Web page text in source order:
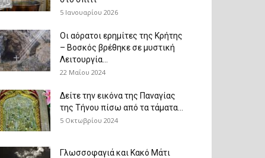
5 Ιανουαρίου 2026
Οι αόρατοι ερημίτες της Κρήτης
– Βοσκός βρέθηκε σε μυστική
Λειτουργία...
22 Μαΐου 2024
Δείτε την εικόνα της Παναγίας
της Τήνου πίσω από τα τάματα...
5 Οκτωβρίου 2024
Γλωσσοφαγιά και Κακό Μάτι